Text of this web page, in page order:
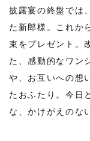
披露宴の終盤では
た新郎様。これか
束をプレゼント。
た、感動的なワン
や、お互いへの想
たおふたり。今日
な、かけがえのな